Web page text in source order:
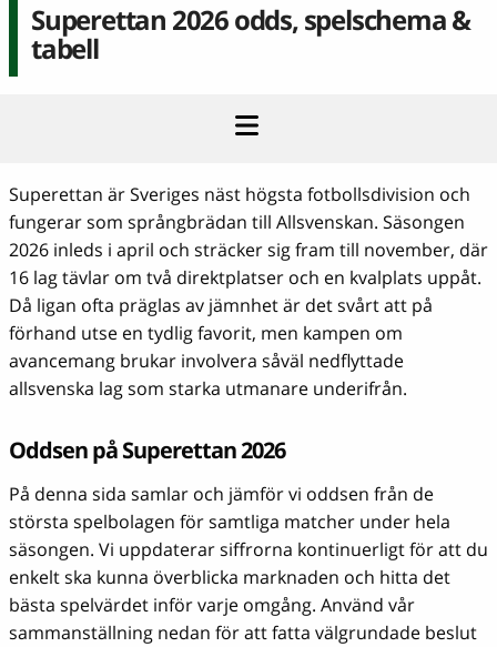
Superettan 2026 odds, spelschema &
tabell
Superettan är Sveriges näst högsta fotbollsdivision och
fungerar som språngbrädan till Allsvenskan. Säsongen
2026 inleds i april och sträcker sig fram till november, där
16 lag tävlar om två direktplatser och en kvalplats uppåt.
Då ligan ofta präglas av jämnhet är det svårt att på
förhand utse en tydlig favorit, men kampen om
avancemang brukar involvera såväl nedflyttade
allsvenska lag som starka utmanare underifrån.
Oddsen på Superettan 2026
På denna sida samlar och jämför vi oddsen från de
största spelbolagen för samtliga matcher under hela
säsongen. Vi uppdaterar siffrorna kontinuerligt för att du
enkelt ska kunna överblicka marknaden och hitta det
bästa spelvärdet inför varje omgång. Använd vår
sammanställning nedan för att fatta välgrundade beslut